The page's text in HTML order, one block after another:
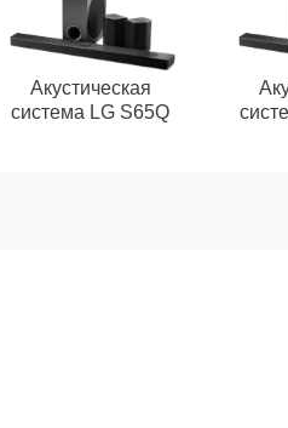
Акустическая
система LG S65Q